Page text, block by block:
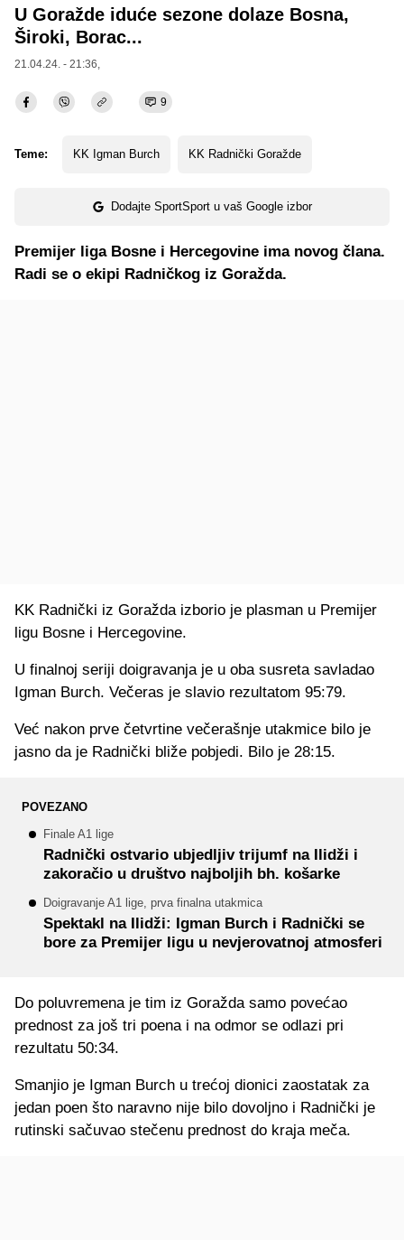
U Goražde iduće sezone dolaze Bosna,
Široki, Borac...
21.04.24. - 21:36,
9
Teme: KK Igman Burch KK Radnički Goražde
Dodajte SportSport u vaš Google izbor
Premijer liga Bosne i Hercegovine ima novog člana.
Radi se o ekipi Radničkog iz Goražda.
KK Radnički iz Goražda izborio je plasman u Premijer
ligu Bosne i Hercegovine.
U finalnoj seriji doigravanja je u oba susreta savladao
Igman Burch. Večeras je slavio rezultatom 95:79.
Već nakon prve četvrtine večerašnje utakmice bilo je
jasno da je Radnički bliže pobjedi. Bilo je 28:15.
POVEZANO
Finale A1 lige
Radnički ostvario ubjedljiv trijumf na Ilidži i
zakoračio u društvo najboljih bh. košarke
Doigravanje A1 lige, prva finalna utakmica
Spektakl na Ilidži: Igman Burch i Radnički se
bore za Premijer ligu u nevjerovatnoj atmosferi
Do poluvremena je tim iz Goražda samo povećao
prednost za još tri poena i na odmor se odlazi pri
rezultatu 50:34.
Smanjio je Igman Burch u trećoj dionici zaostatak za
jedan poen što naravno nije bilo dovoljno i Radnički je
rutinski sačuvao stečenu prednost do kraja meča.